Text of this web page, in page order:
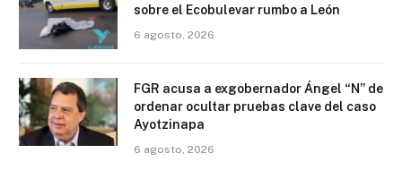
sobre el Ecobulevar rumbo a León
6 agosto, 2026
FGR acusa a exgobernador Ángel “N” de
ordenar ocultar pruebas clave del caso
Ayotzinapa
6 agosto, 2026